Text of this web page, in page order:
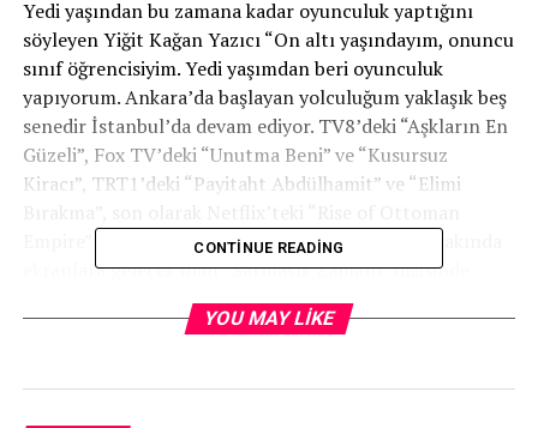
Yedi yaşından bu zamana kadar oyunculuk yaptığını
söyleyen Yiğit Kağan Yazıcı “On altı yaşındayım, onuncu
sınıf öğrencisiyim. Yedi yaşımdan beri oyunculuk
yapıyorum. Ankara’da başlayan yolculuğum yaklaşık beş
senedir İstanbul’da devam ediyor. TV8’deki “Aşkların En
Güzeli”, Fox TV’deki “Unutma Beni” ve “Kusursuz
Kiracı”, TRT1’deki “Payitaht Abdülhamit” ve “Elimi
Empire” yapımlarında rol aldım. Şu an, TOD’da yakında
ekranlara gelecek olan “Sarmaşık Zamanı” dizisinde
devam ediyorum. Annemin de sanatçı olmasından dolayı
yeteneğimi biraz erken keşfetmiş diyebilirim. Aslında çok
bana lunapark gibi geliyordu; büyüdükçe çalışmanın, bir
CONTINUE READING
YOU MAY LIKE